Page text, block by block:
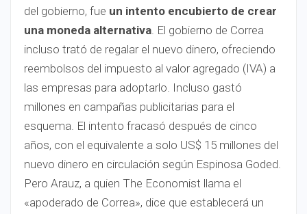
del gobierno, fue un intento encubierto de crear
una moneda alternativa. El gobierno de Correa
incluso trató de regalar el nuevo dinero, ofreciendo
reembolsos del impuesto al valor agregado (IVA) a
las empresas para adoptarlo. Incluso gastó
millones en campañas publicitarias para el
esquema. El intento fracasó después de cinco
años, con el equivalente a solo US$ 15 millones del
nuevo dinero en circulación según Espinosa Goded.
Pero Arauz, a quien The Economist llama el
«apoderado de Correa», dice que establecerá un